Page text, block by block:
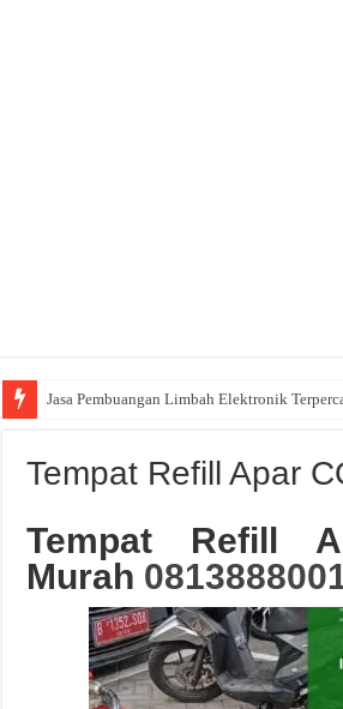
Jasa Pembuangan Limbah Elektronik
Tempat Refill Apar
Tempat Refill
Murah